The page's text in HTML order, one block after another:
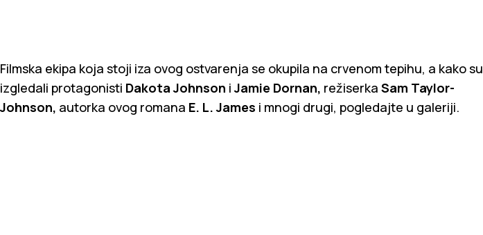
Filmska ekipa koja stoji iza ovog ostvarenja se okupila na crvenom tepihu, a kako su
izgledali protagonisti Dakota Johnson iJamie Dornan, režiserka Sam Taylor-
Johnson, autorka ovog romana E. L. James i mnogi drugi, pogledajte u galeriji.